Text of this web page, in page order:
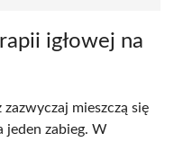
igłowej na
mieszczą się
jeden zabieg. W